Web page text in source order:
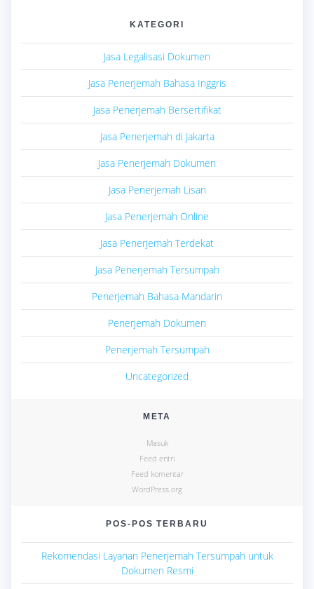
KATEGORI
Jasa Legalisasi Dokumen
Jasa Penerjemah Bahasa Inggris
Jasa Penerjemah Bersertifikat
Jasa Penerjemah di Jakarta
Jasa Penerjemah Dokumen
Jasa Penerjemah Lisan
Jasa Penerjemah Online
Jasa Penerjemah Terdekat
Jasa Penerjemah Tersumpah
Penerjemah Bahasa Mandarin
Penerjemah Dokumen
Penerjemah Tersumpah
Uncategorized
META
Masuk
Feed entri
Feed komentar
WordPress.org
POS-POS TERBARU
Rekomendasi Layanan Penerjemah Tersumpah untuk
Dokumen Resmi